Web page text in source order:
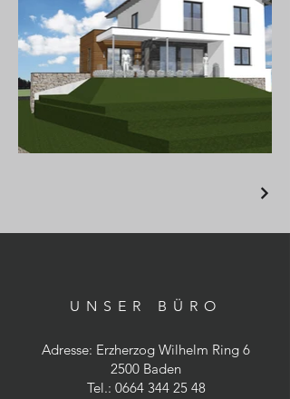
UNSER BÜRO
Adresse: Erzherzog Wilhelm Ring 6
2500 Baden
Tel.: 0664 344 25 48